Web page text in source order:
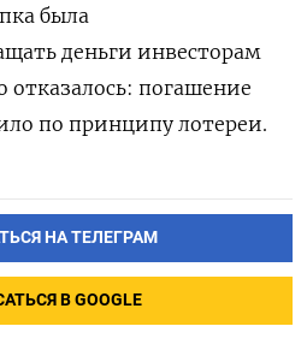
была
деньги инвесторам
отказалось: погашение
по принципу лотереи.
НА ТЕЛЕГРАМ
В GOOGLE